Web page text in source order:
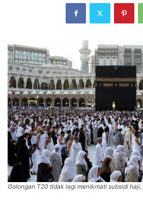
Golongan T20 tidak lagi menikmati subsidi